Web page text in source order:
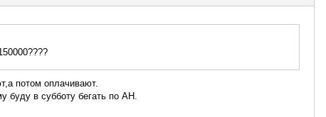
потом оплачивают.
буду в субботу бегать по АН.